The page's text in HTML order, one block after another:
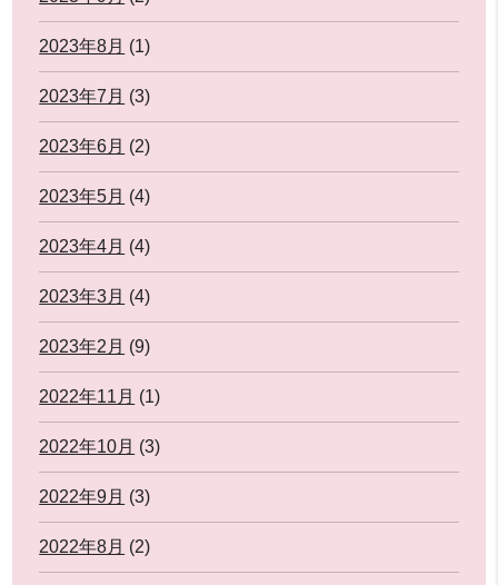
2023年8月 (1)
2023年7月 (3)
2023年6月 (2)
2023年5月 (4)
2023年4月 (4)
2023年3月 (4)
2023年2月 (9)
2022年11月 (1)
2022年10月 (3)
2022年9月 (3)
2022年8月 (2)